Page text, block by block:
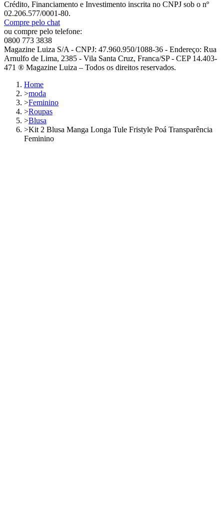
Crédito, Financiamento e Investimento inscrita no CNPJ sob o nº
02.206.577/0001-80.
Compre pelo chat
ou compre pelo telefone:
0800 773 3838
Magazine Luiza S/A - CNPJ: 47.960.950/1088-36 - Endereço: Rua
Arnulfo de Lima, 2385 - Vila Santa Cruz, Franca/SP - CEP 14.403-
471 ® Magazine Luiza – Todos os direitos reservados.
Home
>moda
>Feminino
>Roupas
>Blusa
>Kit 2 Blusa Manga Longa Tule Fristyle Poá Transparência
Feminino